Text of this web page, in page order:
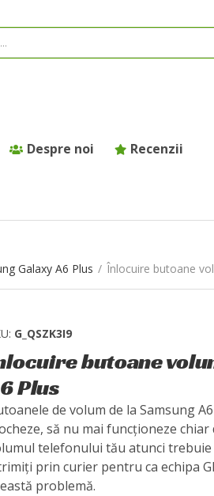
Despre noi Recenzii
Galaxy A6 Plus / Înlocuire butoane
G_QSZK3I9
butoane
Plus
de volum de la Samsung
să nu mai funcționeze
telefonului tău atunci
prin curier pentru ca echipa
problemă.